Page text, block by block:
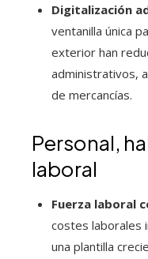
Digitalización
ventanilla única
exterior han
administrativos,
de mercancías.
Personal,
laboral
Fuerza laboral
costes laborales
una plantilla